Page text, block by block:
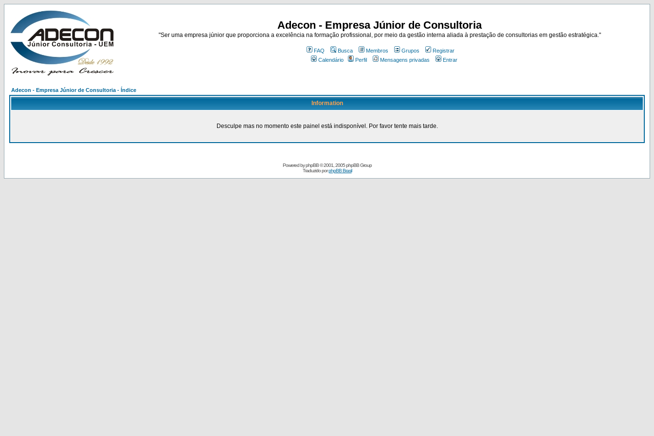
Adecon - Empresa Júnior de Consultoria
"Ser uma empresa júnior que proporciona a excelência na formação profissional, por meio da gestão interna aliada à prestação de consultorias em gestão estratégica."
FAQ Busca Membros Grupos
Registrar
Calendário
Perfil Mensagens privadas Entrar
Adecon - Empresa Júnior de Consultoria - Índice
Information
Desculpe mas no momento este painel está indisponível. Por favor tente mais tarde.
Powered byphpBB© 2001, 2005 phpBB Group
Traduzido porphpBB Brasil